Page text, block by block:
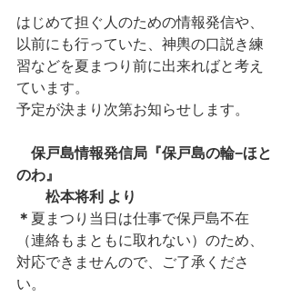
はじめて担ぐ人のための情報発信や、
以前にも行っていた、神輿の口説き練
習などを夏まつり前に出来ればと考え
ています。
予定が決まり次第お知らせします。
保戸島情報発信局『保戸島の輪−ほと
のわ』
松本将利 より
＊ 夏まつり当日は仕事で保戸島不在
（連絡もまともに取れない）のため、
対応できませんので、ご了承くださ
い。